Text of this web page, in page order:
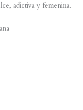
adictiva y femenina.